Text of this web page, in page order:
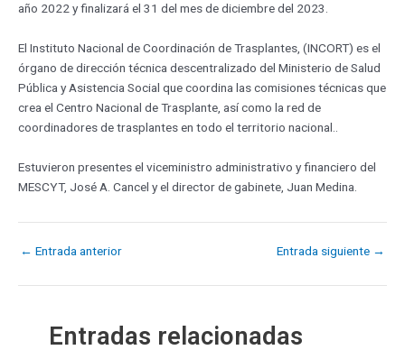
año 2022 y finalizará el 31 del mes de diciembre del 2023.
El Instituto Nacional de Coordinación de Trasplantes, (INCORT) es el
órgano de dirección técnica descentralizado del Ministerio de Salud
Pública y Asistencia Social que coordina las comisiones técnicas que
crea el Centro Nacional de Trasplante, así como la red de
coordinadores de trasplantes en todo el territorio nacional..
Estuvieron presentes el viceministro administrativo y financiero del
MESCYT, José A. Cancel y el director de gabinete, Juan Medina.
← Entrada anterior Entrada siguiente →
Entradas relacionadas